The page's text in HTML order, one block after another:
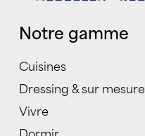
Notre gamme
Cuisines
Dressing & sur mesure
Vivre